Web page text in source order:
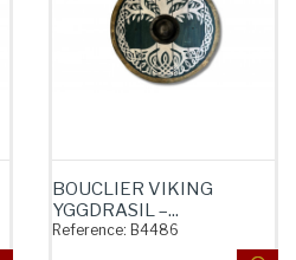
BOUCLIER VIKING
YGGDRASIL –...
Reference: B4486